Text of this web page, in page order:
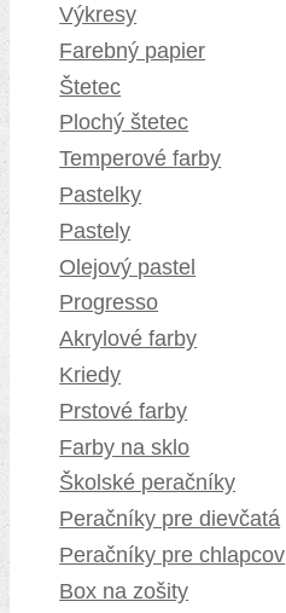
Výkresy
Farebný papier
Štetec
Plochý štetec
Temperové farby
Pastelky
Pastely
Olejový pastel
Progresso
Akrylové farby
Kriedy
Prstové farby
Farby na sklo
Školské peračníky
Peračníky pre dievčatá
Peračníky pre chlapcov
Box na zošity